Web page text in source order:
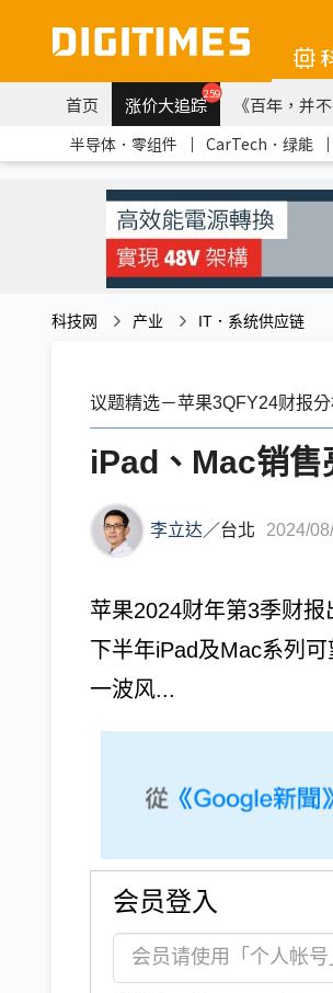
首页 涨价大追踪259 《百年，并
半导体．零组件 ｜ CarTech．绿能 ｜
科技网 产业 IT．系统供应链
议题精选－苹果3QFY24财报
iPad、Mac销
李立达／台北 2024/
苹果2024财年第3季财
下半年iPad及Mac系列
一波风...
会员登入